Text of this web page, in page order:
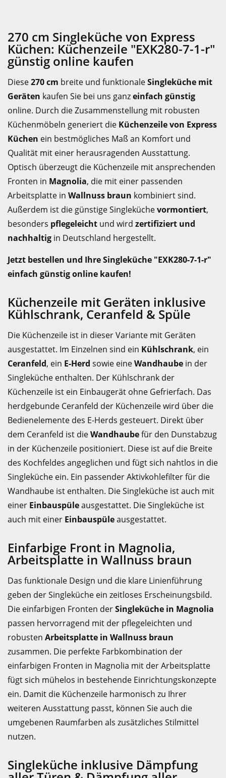
270 cm Singleküche von Express
Küchen: Küchenzeile "EXK280-7-1-r"
günstig online kaufen
Diese270 cm breite und funktionaleSingleküche mit
Geräten kaufen Sie bei uns ganzeinfach günstig
online. Durch die Zusammenstellung mit robusten
Küchenmöbeln generiert die Küchenzeile von Express
Küchen ein bestmögliches Maß an Komfort und
Qualität mit einer herausragenden Ausstattung.
Optisch überzeugt die Küchenzeile mit ansprechenden
Fronten in Magnolia, die mit einer passenden
Arbeitsplatte in Wallnuss braun kombiniert sind.
Außerdem ist die günstige Singleküchevormontiert,
besonders pflegeleicht und wird zertifiziert und
nachhaltig in Deutschland hergestellt.
Jetzt bestellen und Ihre Singleküche "EXK280-7-1-r"
einfach günstig online kaufen!
Küchenzeile mit Geräten inklusive
Kühlschrank, Ceranfeld & Spüle
Die Küchenzeile ist in dieser Variante mit Geräten
ausgestattet. Im Einzelnen sind ein Kühlschrank, ein
Ceranfeld, ein E-Herd sowie eineWandhaube in der
Singleküche enthalten. Der Kühlschrank der
Küchenzeile ist ein Einbaugerät ohne Gefrierfach. Das
herdgebunde Ceranfeld der Küchenzeile wird über die
Bedienelemente des E-Herds gesteuert. Direkt über
dem Ceranfeld ist dieWandhaubefür den Dunstabzug
in der Küchenzeile positioniert. Diese ist auf die Breite
des Kochfeldes angeglichen und fügt sich nahtlos in die
Singleküche ein. Ein passender Aktivkohlefilter für die
Wandhaube ist enthalten. Die Singleküche ist auch mit
einer Einbauspüleausgestattet. Die Singleküche ist
auch mit einer Einbauspüleausgestattet.
Einfarbige Front in Magnolia,
Arbeitsplatte in Wallnuss braun
Das funktionale Design und die klare Linienführung
geben der Singleküche ein zeitloses Erscheinungsbild.
Die einfarbigen Fronten derSingleküche in Magnolia
passen hervorragend mit der pflegeleichten und
robusten Arbeitsplatte in Wallnuss braun
zusammen. Die perfekte Farbkombination der
einfarbigen Fronten in Magnolia mit der Arbeitsplatte
fügt sich mühelos in bestehende Einrichtungskonzepte
ein. Damit die Küchenzeile harmonisch zu Ihrer
weiteren Ausstattung passt, können Sie auch die
umgebenen Raumfarben als zusätzliches Stilmittel
nutzen.
Singleküche inklusive Dämpfung